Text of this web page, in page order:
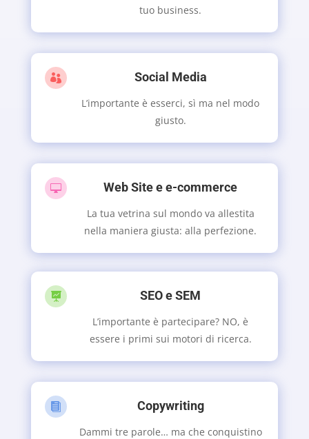
tuo business.
 Social Media
L’importante è esserci, sì ma nel modo
giusto.
 Web Site e e-commerce
La tua vetrina sul mondo va allestita
nella maniera giusta: alla perfezione.
 SEO e SEM
L’importante è partecipare? NO, è
essere i primi sui motori di ricerca.
 Copywriting
Dammi tre parole… ma che conquistino